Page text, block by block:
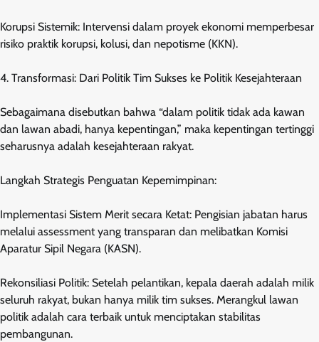
Korupsi Sistemik: Intervensi dalam proyek ekonomi memperbesar
risiko praktik korupsi, kolusi, dan nepotisme (KKN).
4. Transformasi: Dari Politik Tim Sukses ke Politik Kesejahteraan
Sebagaimana disebutkan bahwa “dalam politik tidak ada kawan
dan lawan abadi, hanya kepentingan,” maka kepentingan tertinggi
seharusnya adalah kesejahteraan rakyat.
Langkah Strategis Penguatan Kepemimpinan:
Implementasi Sistem Merit secara Ketat: Pengisian jabatan harus
melalui assessment yang transparan dan melibatkan Komisi
Aparatur Sipil Negara (KASN).
Rekonsiliasi Politik: Setelah pelantikan, kepala daerah adalah milik
seluruh rakyat, bukan hanya milik tim sukses. Merangkul lawan
politik adalah cara terbaik untuk menciptakan stabilitas
pembangunan.